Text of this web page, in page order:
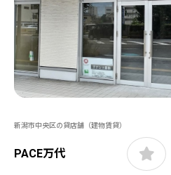
新潟市中央区の貸店舗（建物賃貸）
PACE万代